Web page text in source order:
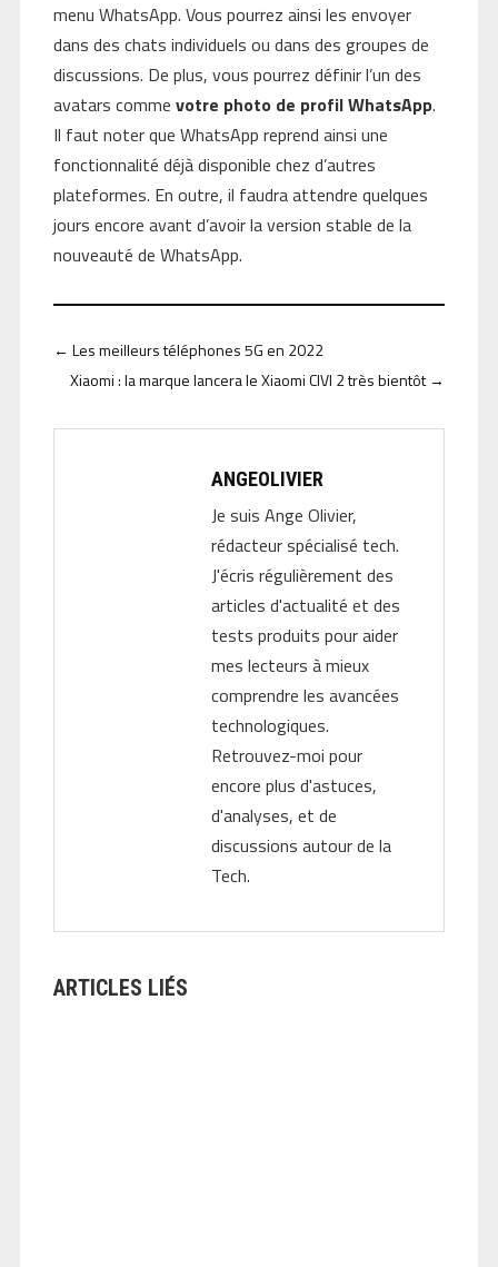
menu WhatsApp. Vous pourrez ainsi les envoyer
dans des chats individuels ou dans des groupes de
discussions. De plus, vous pourrez définir l’un des
avatars comme votre photo de profil WhatsApp.
Il faut noter que WhatsApp reprend ainsi une
fonctionnalité déjà disponible chez d’autres
plateformes. En outre, il faudra attendre quelques
jours encore avant d’avoir la version stable de la
nouveauté de WhatsApp.
← Les meilleurs téléphones 5G en 2022
Xiaomi : la marque lancera le Xiaomi CIVI 2 très bientôt→
ANGEOLIVIER
Je suis Ange Olivier,
rédacteur spécialisé tech.
J'écris régulièrement des
articles d'actualité et des
tests produits pour aider
mes lecteurs à mieux
comprendre les avancées
technologiques.
Retrouvez-moi pour
encore plus d'astuces,
d'analyses, et de
discussions autour de la
Tech.
ARTICLES LIÉS